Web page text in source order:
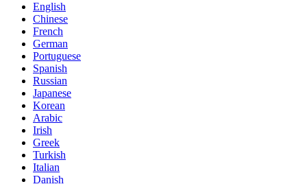
English
Chinese
French
German
Portuguese
Spanish
Russian
Japanese
Korean
Arabic
Irish
Greek
Turkish
Italian
Danish